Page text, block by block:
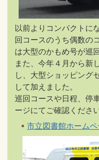
以前よりコンパクトに
回コースのうち偶数の
は大型のかもめ号が巡
また、今年４月から新
し、大型ショッピング
して加えました。
巡回コースや日程、停
ージにてご確認ください
市立図書館ホームペ